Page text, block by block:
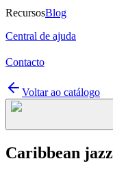
RecursosBlog
Central de ajuda
Contacto
Voltar ao catálogo
Caribbean jazz